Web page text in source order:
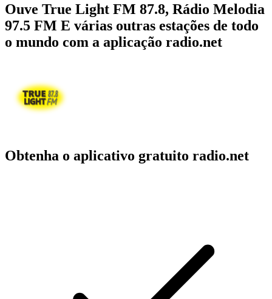
Ouve True Light FM 87.8, Rádio Melodia
97.5 FM E várias outras estações de todo
o mundo com a aplicação radio.net
Obtenha o aplicativo gratuito radio.net